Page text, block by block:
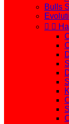
Bulls
 